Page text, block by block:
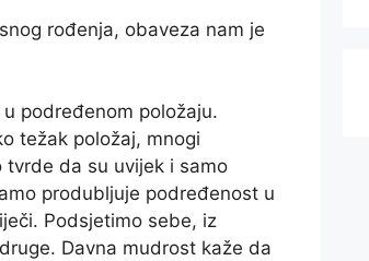
rođenja, obaveza nam je
podređenom položaju.
težak položaj, mnogi
tvrde da su uvijek i samo
produbljuje podređenost u
Podsjetimo sebe, iz
Davna mudrost kaže da